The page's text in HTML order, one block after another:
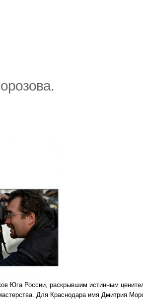
Юга России, раскрывшим истинным
Для Краснодара имя Дмитрия